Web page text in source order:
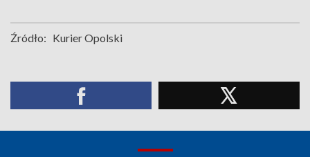
Źródło: Kurier Opolski